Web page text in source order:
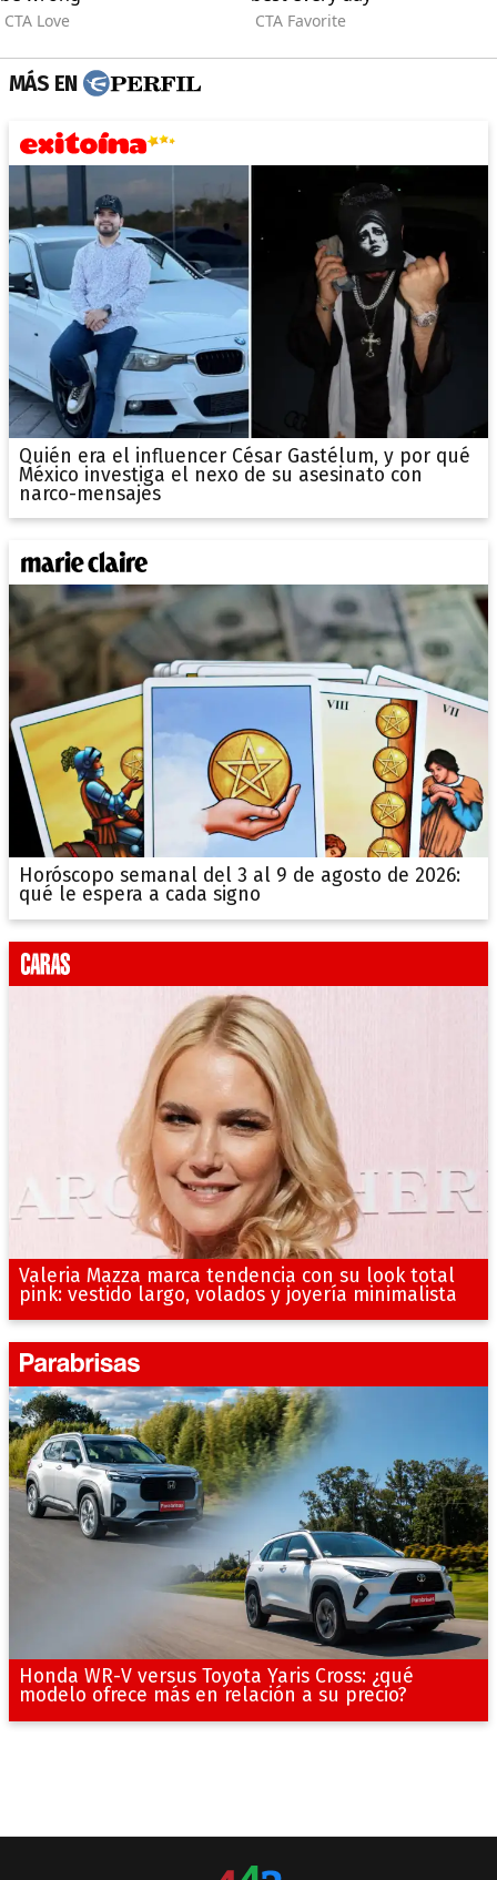
MÁS EN
Quién era el influencer César Gastélum, y por qué
México investiga el nexo de su asesinato con
narco-mensajes
Horóscopo semanal del 3 al 9 de agosto de 2026:
qué le espera a cada signo
Valeria Mazza marca tendencia con su look total
pink: vestido largo, volados y joyería minimalista
Honda WR-V versus Toyota Yaris Cross: ¿qué
modelo ofrece más en relación a su precio?